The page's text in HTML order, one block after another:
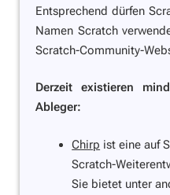
Entsprechend dürfen
Namen Scratch
Scratch-Community-
Derzeit existieren
Ableger:
Chirp ist eine auf
Scratch-
Sie bietet unter